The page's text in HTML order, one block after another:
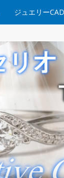
ジュエリー